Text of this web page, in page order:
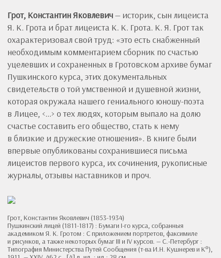
Грот, Константин Яковлевич— историк, сын лицеиста
Я. К. Грота и брат лицеиста К. К. Грота. К. Я. Грот так
охарактеризовал свой труд: «это есть снабженный
необходимым комментарием сборник по счастью
уцелевших и сохраненных в Гротовском архиве бумаг
Пушкинского курса, этих документальных
свидетельств о той умственной и душевной жизни,
которая окружала нашего гениального юношу-поэта
в Лицее, <...> о тех людях, которым выпало на долю
счастье составить его общество, стать к нему
в близкие и дружеские отношения». В книге были
впервые опубликованы сохранившиеся письма
лицеистов первого курса, их сочинения, рукописные
журналы, отзывы наставников и проч.
Грот, Константин Яковлевич (1853-1934)
Пушкинский лицей (1811-1817) : Бумаги I-го курса, собранныя
академиком Я. К. Гротом : С приложением портретов, факсимиле
и рисунков, а также некоторых бумаг III и IV курсов. — С.-Петербург :
Типография Министерства Путей Сообщения (т-ва И.Н. Кушнерев и К°),